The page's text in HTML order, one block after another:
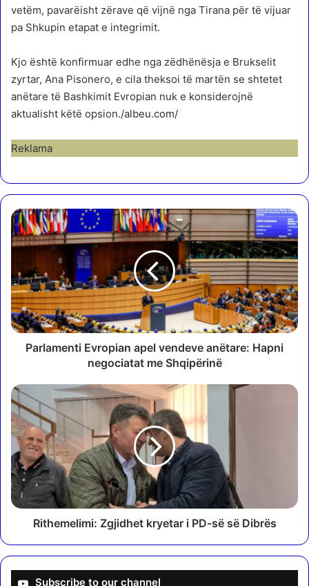
vetëm, pavarëisht zërave që vijnë nga Tirana për të vijuar
pa Shkupin etapat e integrimit.
Kjo është konfirmuar edhe nga zëdhënësja e Brukselit
zyrtar, Ana Pisonero, e cila theksoi të martën se shtetet
anëtare të Bashkimit Evropian nuk e konsiderojnë
aktualisht këtë opsion./albeu.com/
Reklama
P
a
r
a
m
e
n
t
r
o
p
i
n
a
p
e
Parlamenti Evropian apel vendeve anëtare: Hapni
negociatat me Shqipërinë
R
i
t
h
m
e
l
i
Rithemelimi: Zgjidhet kryetar i PD-së së Dibrës
Subscribe to our channel